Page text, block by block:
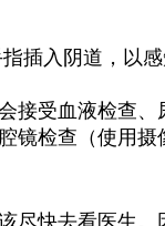
插入阴道，以
接受血液检查、
镜检查（使用摄
尽快去看医生